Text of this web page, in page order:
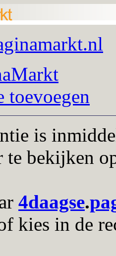
toevoegen
is
te bekijken
4daagse.
kies in de